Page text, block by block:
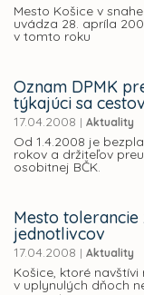
Mesto Košice v
uvádza 28. apríla
v tomto roku
Oznam DPMK
týkajúci sa
17.04.2008 | Aktuality
Od 1.4.2008 je
rokov a držiteľov
osobitnej BČK.
Mesto tolerancie
jednotlivcov
17.04.2008 | Aktuality
Košice, ktoré
v uplynulých dňoch